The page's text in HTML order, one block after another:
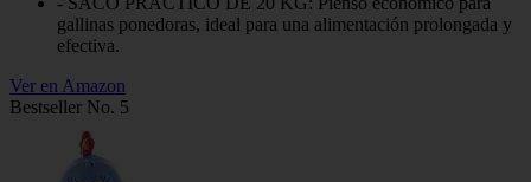
gallinas ponedoras, ideal para una alimentación prolongada y
efectiva.
Ver en Amazon
Bestseller No. 5